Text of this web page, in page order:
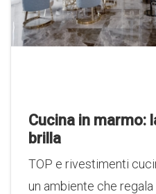
Cucina in marmo:
brilla
TOP e rivestimenti
un ambiente che